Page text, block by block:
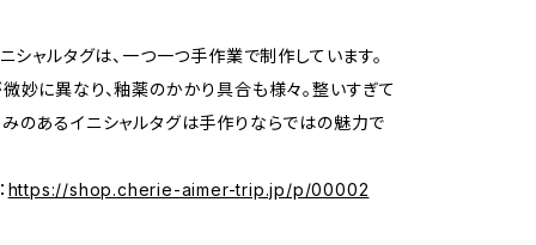
シャルタグは、一つ一つ手作業で制作しています。
妙に異なり、釉薬のかかり具合も様々。整いすぎて
のあるイニシャルタグは手作りならではの魅力で
https://shop.cherie-aimer-trip.jp/p/00002